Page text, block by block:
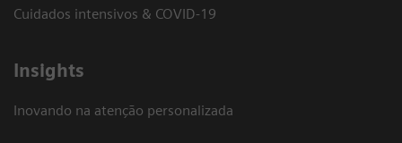
Cuidados intensivos & COVID-19
Insights
Inovando na atenção personalizada